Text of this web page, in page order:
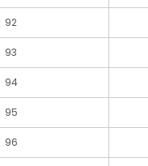
92
93
94
95
96